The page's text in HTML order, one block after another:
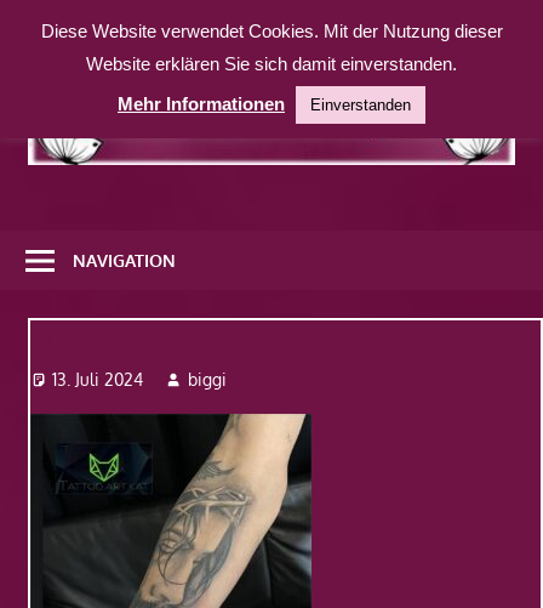
Inhalt
weitere
Website
NAVIGATION
13. Juli 2024 biggi
Diese Website verwendet Cookies. Mit der Nutzung dieser
Website erklären Sie sich damit einverstanden.
Mehr Informationen
Einverstanden